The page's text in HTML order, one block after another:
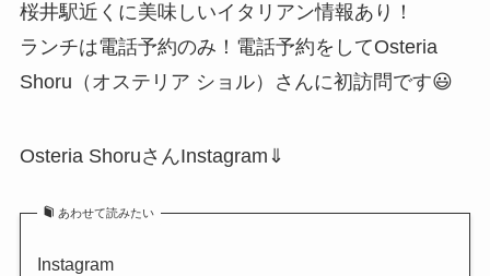
桜井駅近くに美味しいイタリアン情報あり！
ランチは電話予約のみ！電話予約をしてOsteria
Shoru（オステリア ショル）さんに初訪問です😃
Osteria ShoruさんInstagram⇓
あわせて読みたい
Instagram